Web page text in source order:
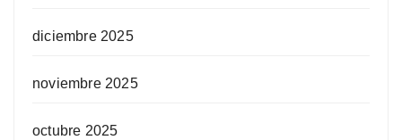
diciembre 2025
noviembre 2025
octubre 2025